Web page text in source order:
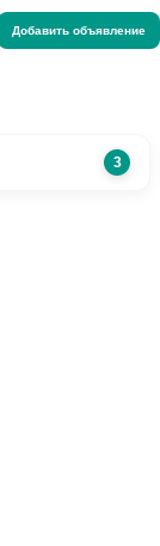
Добавить объявление
3